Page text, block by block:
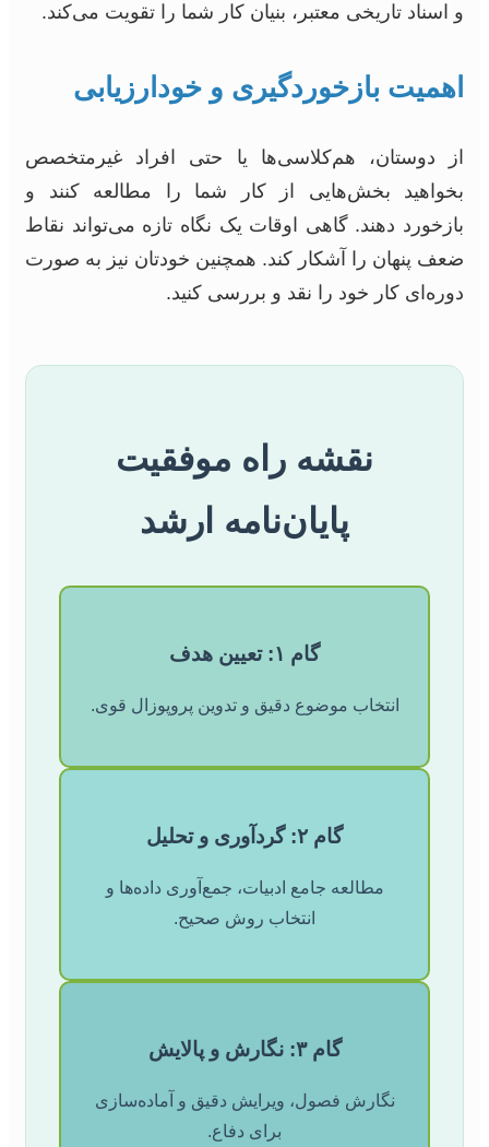
و اسناد تاریخی معتبر، بنیان کار شما را تقویت می‌کند.
اهمیت بازخوردگیری و خودارزیابی
از دوستان، هم‌کلاسی‌ها یا حتی افراد غیرمتخصص
بخواهید بخش‌هایی از کار شما را مطالعه کنند و
بازخورد دهند. گاهی اوقات یک نگاه تازه می‌تواند نقاط
ضعف پنهان را آشکار کند. همچنین خودتان نیز به صورت
دوره‌ای کار خود را نقد و بررسی کنید.
نقشه راه موفقیت
پایان‌نامه ارشد
گام ۱: تعیین هدف
انتخاب موضوع دقیق و تدوین پروپوزال قوی.
گام ۲: گردآوری و تحلیل
مطالعه جامع ادبیات، جمع‌آوری داده‌ها و
انتخاب روش صحیح.
گام ۳: نگارش و پالایش
نگارش فصول، ویرایش دقیق و آماده‌سازی
برای دفاع.